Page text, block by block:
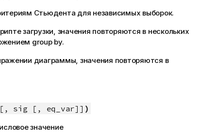
Стьюдента для независимых выборок.
загрузки, значения повторяются в нескольких
group by.
диаграммы, значения повторяются в
sig [, eq_var]] )
значение